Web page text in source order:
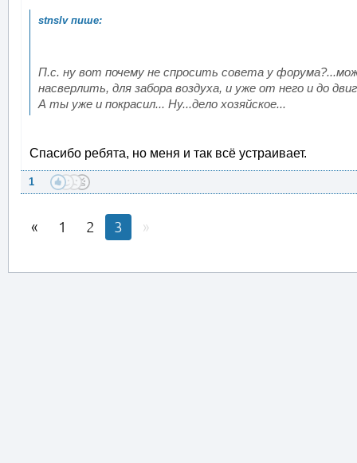
П.с. ну вот почему не спросить совета у
насверлить, для забора воздуха, и уже от него и до
А ты уже и покрасил... Ну...дело хозяйское...
Спасибо ребята, но меня и так всё устраивает.
1
1 2 3